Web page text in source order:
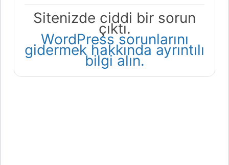
Sitenizde ciddi bir sorun
çıktı.
WordPress sorunlarını
gidermek hakkında ayrıntılı
bilgi alın.